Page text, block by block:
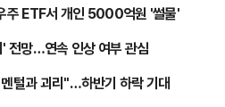
주 ETF서 개인 5000억원 '썰물'
전망…연속 인상 여부 관심
털과 괴리"…하반기 하락 기대